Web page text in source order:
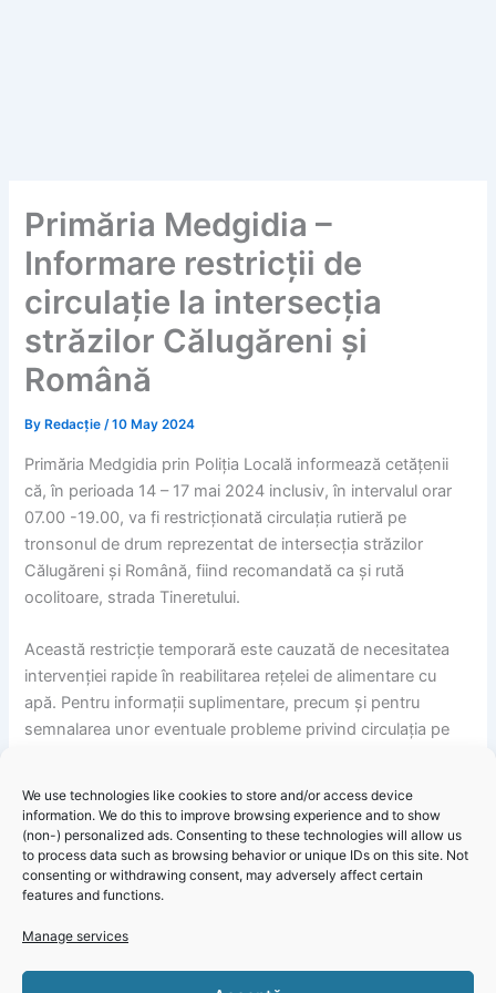
We use technologies like cookies to store and/or access device
information. We do this to improve browsing experience and to show
(non-) personalized ads. Consenting to these technologies will allow us
to process data such as browsing behavior or unique IDs on this site. Not
consenting or withdrawing consent, may adversely affect certain
features and functions.
Manage services
Primăria Medgidia –
Informare restricții de
circulație la intersecția
străzilor Călugăreni și
Română
By Redacție/10 May 2024
Primăria Medgidia prin Poliția Locală informează cetățenii
că, în perioada 14 – 17 mai 2024 inclusiv, în intervalul orar
07.00 -19.00, va fi restricționată circulația rutieră pe
tronsonul de drum reprezentat de intersecția străzilor
Călugăreni și Română, fiind recomandată ca și rută
ocolitoare, strada Tineretului.
Această restricție temporară este cauzată de necesitatea
intervenției rapide în reabilitarea rețelei de alimentare cu
apă. Pentru informații suplimentare, precum și pentru
semnalarea unor eventuale probleme privind circulația pe
0727.854.000 (nonstop).
Primăria Medgidia – Informare restricții de circulație la
intersecția străzilor Călugăreni și Română